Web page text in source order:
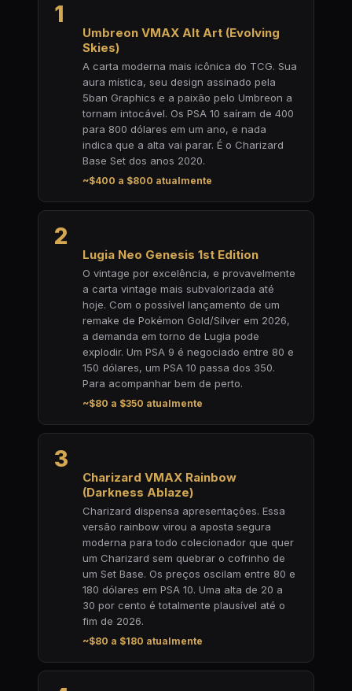
1
Umbreon VMAX Alt Art (Evolving
Skies)
A carta moderna mais icônica do TCG. Sua
aura mística, seu design assinado pela
5ban Graphics e a paixão pelo Umbreon a
tornam intocável. Os PSA 10 saíram de 400
para 800 dólares em um ano, e nada
indica que a alta vai parar. É o Charizard
Base Set dos anos 2020.
~$400 a $800 atualmente
2
Lugia Neo Genesis 1st Edition
O vintage por excelência, e provavelmente
a carta vintage mais subvalorizada até
hoje. Com o possível lançamento de um
remake de Pokémon Gold/Silver em 2026,
a demanda em torno de Lugia pode
explodir. Um PSA 9 é negociado entre 80 e
150 dólares, um PSA 10 passa dos 350.
Para acompanhar bem de perto.
~$80 a $350 atualmente
3
Charizard VMAX Rainbow
(Darkness Ablaze)
Charizard dispensa apresentações. Essa
versão rainbow virou a aposta segura
moderna para todo colecionador que quer
um Charizard sem quebrar o cofrinho de
um Set Base. Os preços oscilam entre 80 e
180 dólares em PSA 10. Uma alta de 20 a
30 por cento é totalmente plausível até o
fim de 2026.
~$80 a $180 atualmente